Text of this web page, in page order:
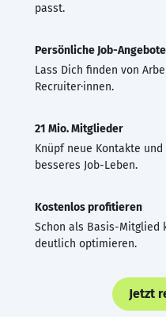
passt.
Persönliche Job-Angebote
Lass Dich finden von
Recruiter·innen.
21 Mio. Mitglieder
Knüpf neue Kontakte
besseres Job-Leben.
Kostenlos profitieren
Schon als Basis-Mitglied
deutlich optimieren.
Jetzt